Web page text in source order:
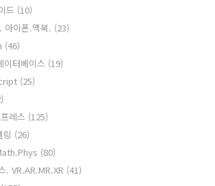
드 (10)
이폰.맥북. (23)
(46)
이터베이스 (19)
(25)
레스 (125)
링 (26)
(80)
. VR.AR.MR.XR (41)